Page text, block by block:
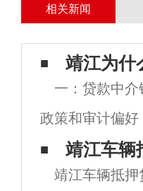
相关新闻
靖江为什
一：贷款中
政策和审计偏
银行较多，对
家银行都有自
靖江车辆
靖江车辆抵